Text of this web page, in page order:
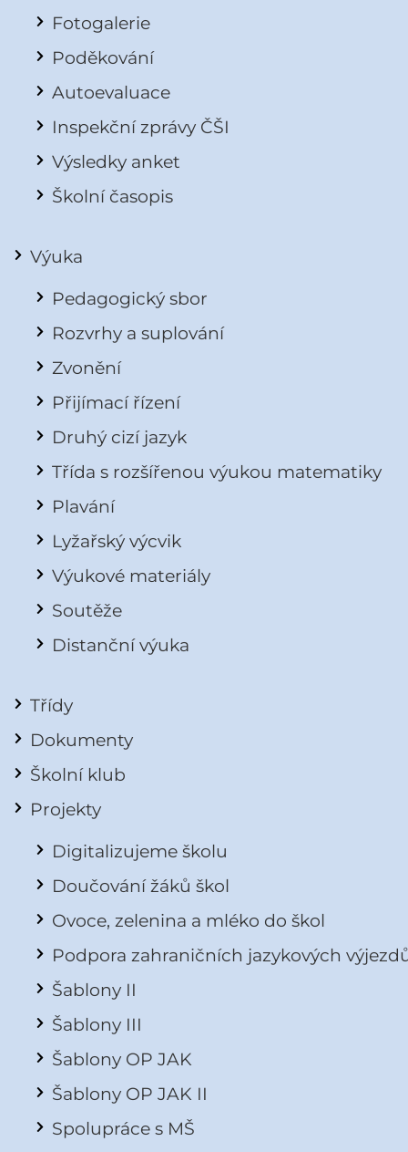
Fotogalerie
Poděkování
Autoevaluace
Inspekční zprávy ČŠI
Výsledky anket
Školní časopis
Výuka
Pedagogický sbor
Rozvrhy a suplování
Zvonění
Přijímací řízení
Druhý cizí jazyk
Třída s rozšířenou výukou matematiky
Plavání
Lyžařský výcvik
Výukové materiály
Soutěže
Distanční výuka
Třídy
Dokumenty
Školní klub
Projekty
Digitalizujeme školu
Doučování žáků škol
Ovoce, zelenina a mléko do škol
Podpora zahraničních jazykových
Šablony II
Šablony III
Šablony OP JAK
Šablony OP JAK II
Spolupráce s MŠ